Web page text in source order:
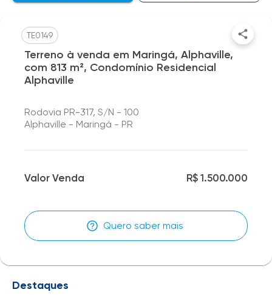
TE0149
Terreno à venda em Maringá, Alphaville,
com 813 m², Condomínio Residencial
Alphaville
Rodovia PR-317, S/N - 100
Alphaville - Maringá - PR
Valor Venda R$ 1.500.000
Quero saber mais
Destaques